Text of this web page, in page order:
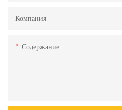
Компания
Содержание